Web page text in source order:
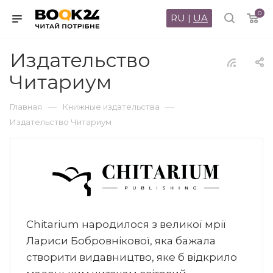
0
RU | UA
Издательство
Читариум
Главная — Книжные издательства —
Издательство Читариум
Chitarium народилося з великої мрії
Лариси Бобровнікової, яка бажала
створити видавництво, яке б відкрило